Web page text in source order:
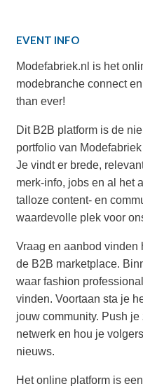
EVENT INFO
Modefabriek.nl is het
modebranche connect
than ever!
Dit B2B platform is de
portfolio van
Je vindt er brede,
merk-info, jobs en al het
talloze content- en
waardevolle plek voor
Vraag en aanbod vinden
de B2B marketplace.
waar fashion
vinden. Voortaan sta je
jouw community. Push
netwerk en hou je
nieuws.
Het online platform is